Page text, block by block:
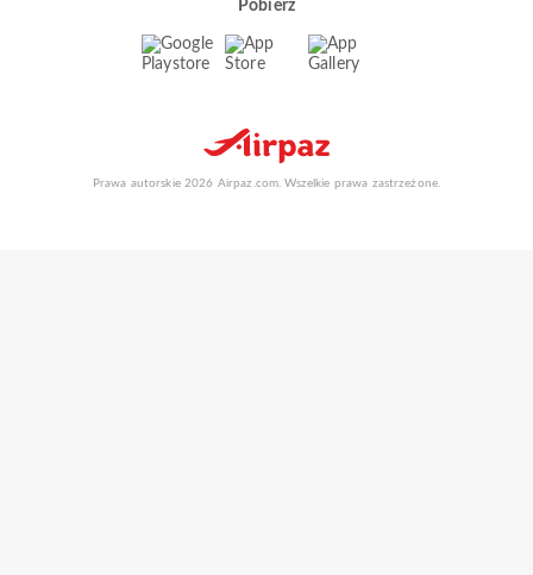
Pobierz
Prawa autorskie 2026 Airpaz.com. Wszelkie prawa zastrzeżone.